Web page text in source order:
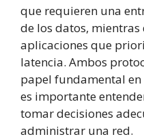
que requieren una
de los datos, mientras
aplicaciones que
latencia. Ambos
papel fundamental
es importante
tomar decisiones
administrar una red.